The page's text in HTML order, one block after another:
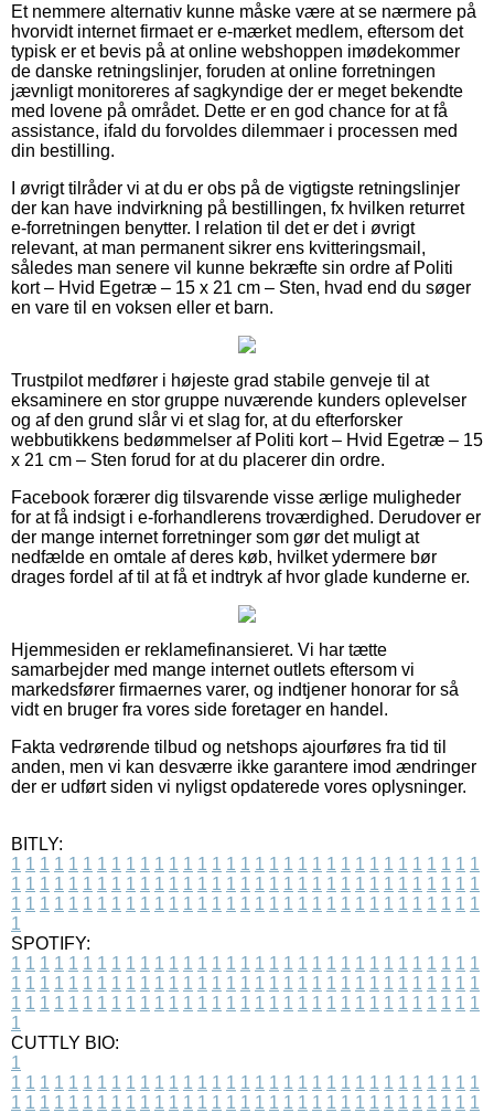
Et nemmere alternativ kunne måske være at se nærmere på
hvorvidt internet firmaet er e-mærket medlem, eftersom det
typisk er et bevis på at online webshoppen imødekommer
de danske retningslinjer, foruden at online forretningen
jævnligt monitoreres af sagkyndige der er meget bekendte
med lovene på området. Dette er en god chance for at få
assistance, ifald du forvoldes dilemmaer i processen med
din bestilling.
I øvrigt tilråder vi at du er obs på de vigtigste retningslinjer
der kan have indvirkning på bestillingen, fx hvilken returret
e-forretningen benytter. I relation til det er det i øvrigt
relevant, at man permanent sikrer ens kvitteringsmail,
således man senere vil kunne bekræfte sin ordre af Politi
kort – Hvid Egetræ – 15 x 21 cm – Sten, hvad end du søger
en vare til en voksen eller et barn.
Trustpilot medfører i højeste grad stabile genveje til at
eksaminere en stor gruppe nuværende kunders oplevelser
og af den grund slår vi et slag for, at du efterforsker
webbutikkens bedømmelser af Politi kort – Hvid Egetræ – 15
x 21 cm – Sten forud for at du placerer din ordre.
Facebook forærer dig tilsvarende visse ærlige muligheder
for at få indsigt i e-forhandlerens troværdighed. Derudover er
der mange internet forretninger som gør det muligt at
nedfælde en omtale af deres køb, hvilket ydermere bør
drages fordel af til at få et indtryk af hvor glade kunderne er.
Hjemmesiden er reklamefinansieret. Vi har tætte
samarbejder med mange internet outlets eftersom vi
markedsfører firmaernes varer, og indtjener honorar for så
vidt en bruger fra vores side foretager en handel.
Fakta vedrørende tilbud og netshops ajourføres fra tid til
anden, men vi kan desværre ikke garantere imod ændringer
der er udført siden vi nyligst opdaterede vores oplysninger.
BITLY:
1 1 1 1 1 1 1 1 1 1 1 1 1 1 1 1 1 1 1 1 1 1 1 1 1 1 1 1 1 1 1 1 1
1 1 1 1 1 1 1 1 1 1 1 1 1 1 1 1 1 1 1 1 1 1 1 1 1 1 1 1 1 1 1 1 1
1 1 1 1 1 1 1 1 1 1 1 1 1 1 1 1 1 1 1 1 1 1 1 1 1 1 1 1 1 1 1 1 1
1
SPOTIFY:
1 1 1 1 1 1 1 1 1 1 1 1 1 1 1 1 1 1 1 1 1 1 1 1 1 1 1 1 1 1 1 1 1
1 1 1 1 1 1 1 1 1 1 1 1 1 1 1 1 1 1 1 1 1 1 1 1 1 1 1 1 1 1 1 1 1
1 1 1 1 1 1 1 1 1 1 1 1 1 1 1 1 1 1 1 1 1 1 1 1 1 1 1 1 1 1 1 1 1
1
CUTTLY BIO:
1
1 1 1 1 1 1 1 1 1 1 1 1 1 1 1 1 1 1 1 1 1 1 1 1 1 1 1 1 1 1 1 1 1
1 1 1 1 1 1 1 1 1 1 1 1 1 1 1 1 1 1 1 1 1 1 1 1 1 1 1 1 1 1 1 1 1